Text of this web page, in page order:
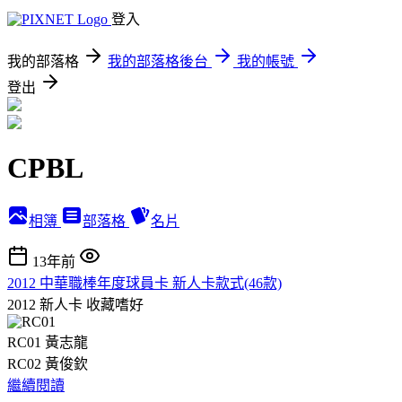
登入
我的部落格 我的部落格後台
我的帳號
登出
CPBL
相簿 部落格 名片
13年前
2012 中華職棒年度球員卡 新人卡款式(46款)
2012 新人卡 收藏嗜好
RC01 黃志龍
RC02 黃俊欽
繼續閱讀